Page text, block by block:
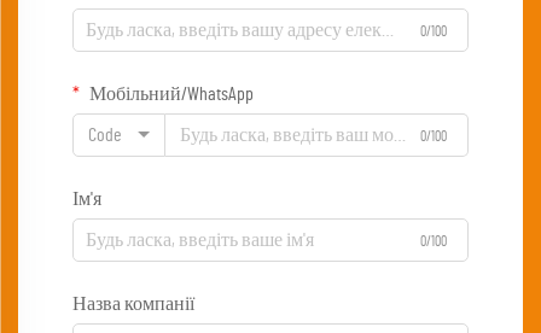
0/100
Мобільний/WhatsApp
Code 0/100
Ім'я
0/100
Назва компанії